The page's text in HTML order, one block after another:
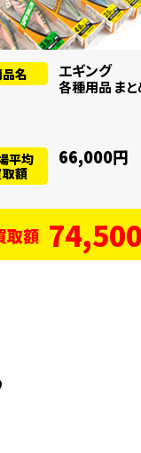
名 エギング
各種用品 まと
平均
取額
66,000円
取額